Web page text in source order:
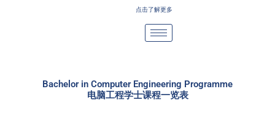
点击了解更多
Bachelor in Computer Engineering Programme
电脑工程学士课程一览表